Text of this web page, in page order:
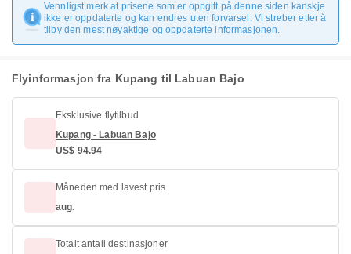
Vennligst merk at prisene som er oppgitt på denne siden kanskje
ikke er oppdaterte og kan endres uten forvarsel. Vi streber etter å
tilby den mest nøyaktige og oppdaterte informasjonen.
Flyinformasjon fra Kupang til Labuan Bajo
Eksklusive flytilbud
Kupang - Labuan Bajo
US$ 94.94
Måneden med lavest pris
aug.
Totalt antall destinasjoner